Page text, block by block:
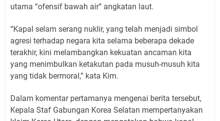
utama “ofensif bawah air” angkatan laut.
“Kapal selam serang nuklir, yang telah menjadi simbol
agresi terhadap negara kita selama beberapa dekade
terakhir, kini melambangkan kekuatan ancaman kita
yang menimbulkan ketakutan pada musuh-musuh kita
yang tidak bermoral,” kata Kim.
Dalam komentar pertamanya mengenai berita tersebut,
Kepala Staf Gabungan Korea Selatan mempertanyakan